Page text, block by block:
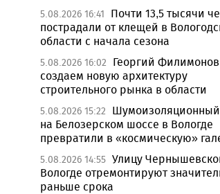
5.08.2026 16:41
Почти 13,5 тысячи
пострадали от клещей в
области с начала сезона
5.08.2026 16:02
Георгий
создаем новую архитектуру
строительного рынка в области
5.08.2026 15:22
Шумоизоляционный
на Белозерском шоссе в Вологде
превратили в «космическую»
5.08.2026 14:55 Улицу
Вологде отремонтируют
раньше срока